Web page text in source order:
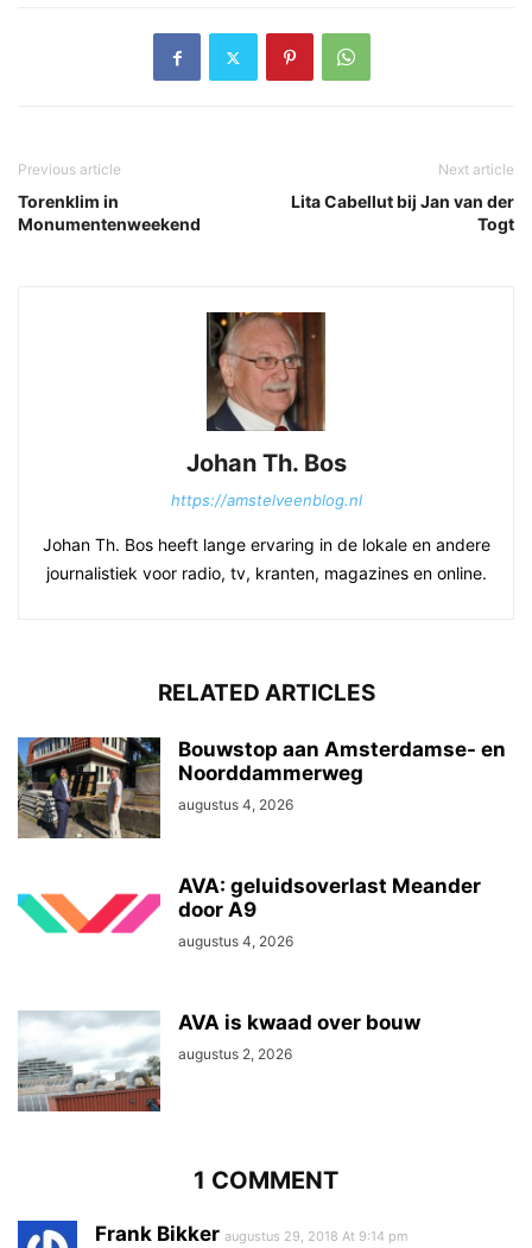
Previous article
Torenklim in
Monumentenweekend
Next article
Lita Cabellut bij Jan van der
Togt
Johan Th. Bos
https://amstelveenblog.nl
Johan Th. Bos heeft lange ervaring in de lokale en andere
journalistiek voor radio, tv, kranten, magazines en online.
RELATED ARTICLES
Bouwstop aan Amsterdamse- en
Noorddammerweg
augustus 4, 2026
AVA: geluidsoverlast Meander
door A9
augustus 4, 2026
AVA is kwaad over bouw
augustus 2, 2026
1 COMMENT
Frank Bikker augustus 29, 2018 At 9:14 pm